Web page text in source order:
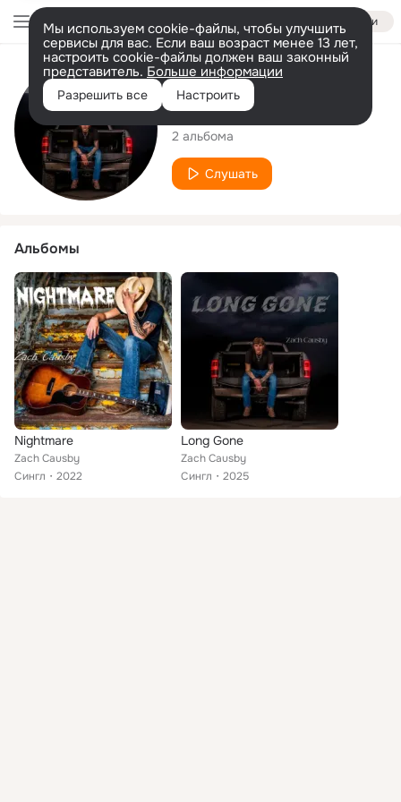
Войти
Мы используем cookie-файлы, чтобы улучшить
сервисы для вас. Если ваш возраст менее 13 лет,
настроить cookie-файлы должен ваш законный
представитель. Больше информации
Разрешить все Настроить
Исполнитель
Zach Causby
2 альбома
Слушать
Альбомы
Nightmare
Zach Causby
Сингл
2022
Long Gone
Zach Causby
Сингл
2025